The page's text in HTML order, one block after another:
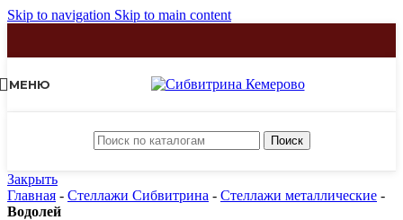
Skip to navigation Skip to main content
МЕНЮ
Поиск
Закрыть
Главная - Стеллажи Сибвитрина - Стеллажи металлические -
Водолей